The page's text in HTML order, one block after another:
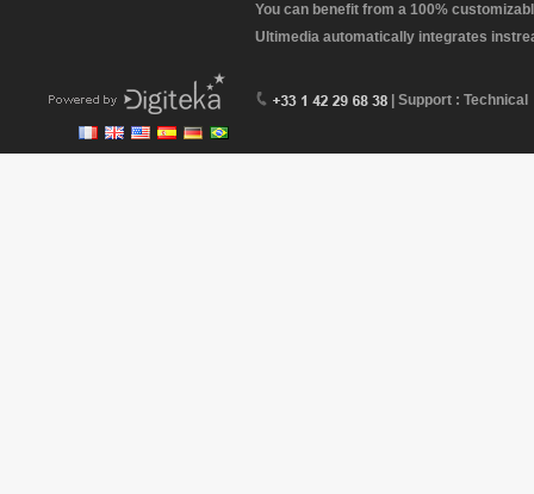
You can benefit from a 100%
Ultimedia automatically integrates
| Support : Technical